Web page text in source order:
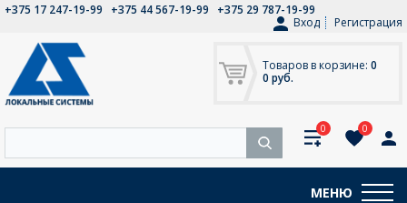
+375 17 247-19-99 +375 44 567-19-99
+375 29 787-19-99
Вход
Регистрация
Товаров в корзине: 0
0 руб.
0 0
МЕНЮ